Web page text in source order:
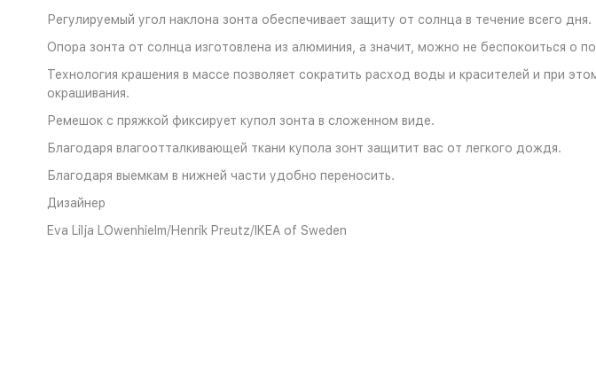
Регулируемый угол наклона зонта обеспечивает защиту от солнца в течение всего дня.
Опора зонта от солнца изготовлена из алюминия, а значит, можно не беспокоиться о
Технология крашения в массе позволяет сократить расход воды и красителей и при
окрашивания.
Ремешок с пряжкой фиксирует купол зонта в сложенном виде.
Благодаря влагоотталкивающей ткани купола зонт защитит вас от легкого дождя.
Благодаря выемкам в нижней части удобно переносить.
Дизайнер
Eva Lilja LOwenhielm/Henrik Preutz/IKEA of Sweden